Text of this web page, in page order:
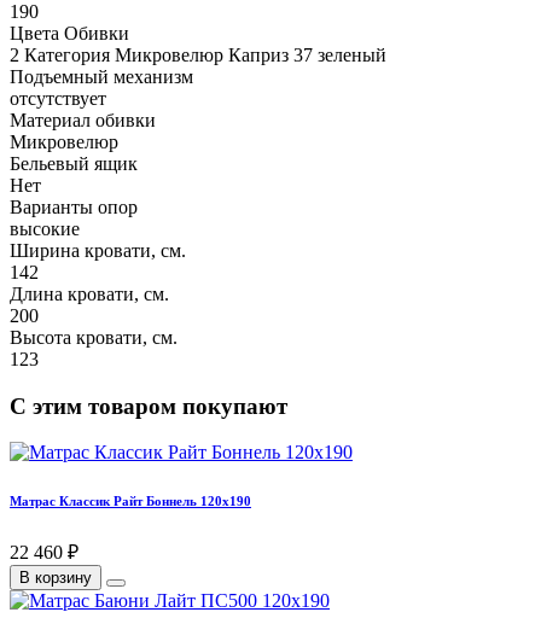
190
Цвета Обивки
2 Категория Микровелюр Каприз 37 зеленый
Подъемный механизм
отсутствует
Материал обивки
Микровелюр
Бельевый ящик
Нет
Варианты опор
высокие
Ширина кровати, см.
142
Длина кровати, см.
200
Высота кровати, см.
123
С этим товаром покупают
Матрас Классик Райт Боннель 120х190
22 460 ₽
В корзину